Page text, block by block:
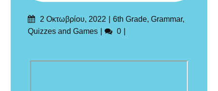
Δημοσιεύτηκε
στις
2 Οκτωβρίου, 2022 Categories
6th Grade,Grammar,
Quizzes and Games
Σχόλια
0